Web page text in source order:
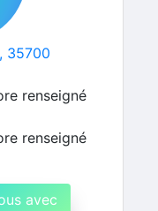
35700
renseigné
renseigné
avec